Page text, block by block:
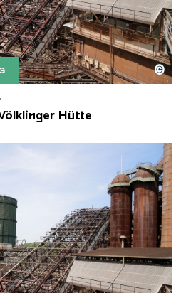
der Völklinger Hütte mit
Völklinger Hütte | Karl
©
Hütte